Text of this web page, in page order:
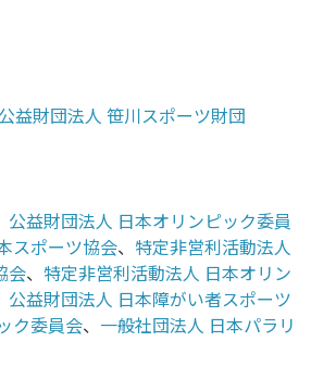
公益財団法人 笹川スポーツ財団
公益財団法人 日本オリンピック委員
スポーツ協会、 特定非営利活動法人
会、 特定非営利活動法人 日本オリン
公益財団法人 日本障がい者スポーツ
ク委員会、 一般社団法人 日本パラリ